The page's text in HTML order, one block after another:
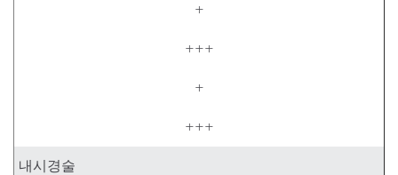
+
+++
+
+++
내시경술